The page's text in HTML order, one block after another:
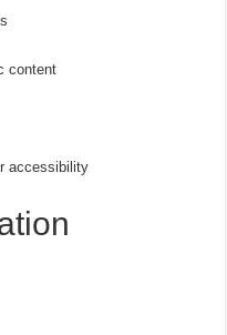
content
accessibility